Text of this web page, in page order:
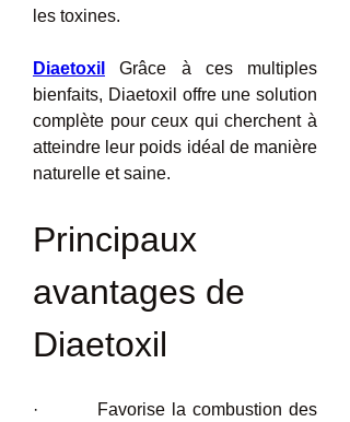
les toxines.
Diaetoxil
Grâce à ces multiples
bienfaits, Diaetoxil offre une solution
complète pour ceux qui cherchent à
atteindre leur poids idéal de manière
naturelle et saine.
Principaux
avantages de
Diaetoxil
·         Favorise la combustion des